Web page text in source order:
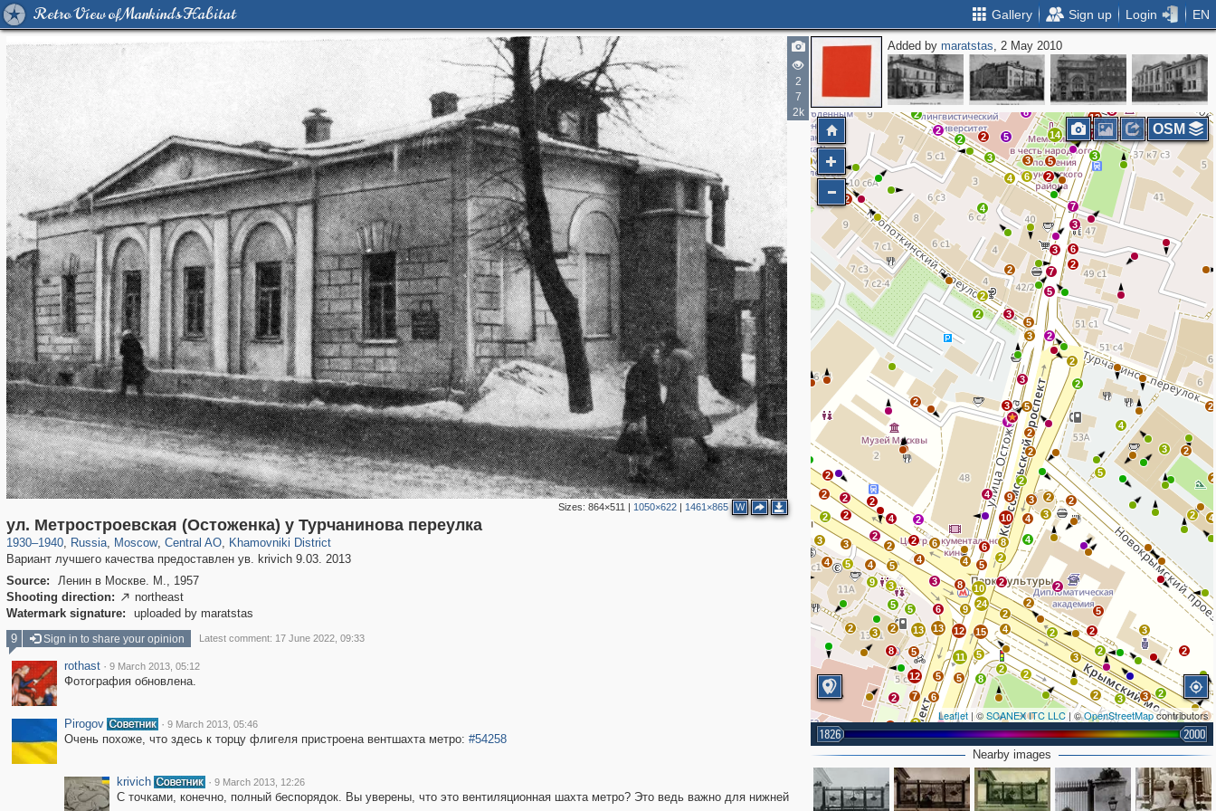
Retro View of Mankind's Habitat Gallery Sign up Login EN
2
7
2k
Sizes: 864×511 | 1050×622| 1461×865 W
ул. Метростроевская (Остоженка) у Турчанинова переулка
1930–1940, Russia
1,407,363 29,248
, Moscow
319,882 8,286
, Central AO
160,021 5,916
, Khamovniki District
19,395 722
Вариант лучшего качества предоставлен ув. krivich 9.03. 2013
Source:
Ленин в Москве. М., 1957
Shooting direction:  northeast
Watermark signature:
uploaded by maratstas
Added bymaratstas, 2 May 2010
5
2
4
2 2
4 6
3
3
5
5
14 14
8
2
2
2
5
12
8
4
2
5
8
5
3
7
3
2
7
3 6
3
2
7
5
2
2
2
3
5
3
2
2
2
3 2
2
2
4
2
6
2
5
2
3
3
5
3
5
2
2
2
3
2
2
2
2
2
2
3
4
5
9
4
3
2
4 2
2
5
4
2 6
3
5
5
3
3 2
2
8 5
12
2
7 6
5 5
2
3
8
2 2
3
2
2
2
2
10
24
2
15
9
4
5
11
12
6
13
13
8 2
5
4
6
2
8 4
10 4
9 3
2
3
2
2
5
2
3
4
2
2
5
4
5
3
3
7
2
2
2
4
2
4
Leaflet | ©SCANEX ITC LLC | ©OpenStreetMapcontributors
1826 2000
OSM
Nearby images
9 Sign in to share your opinion Latest comment: 17 June 2022, 09:33
rothast · 9 March 2013, 05:12
Фотография обновлена.
Pirogov · 9 March 2013, 05:46
Очень похоже, что здесь к торцу флигеля пристроена вентшахта метро: #54258
krivich · 9 March 2013, 12:26
С точками, конечно, полный беспорядок. Вы уверены, что это вентиляционная шахта метро? Это ведь важно для нижней